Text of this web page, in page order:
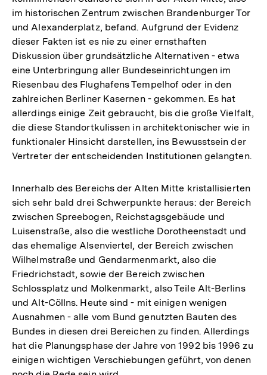
im historischen Zentrum zwischen Brandenburger Tor
und Alexanderplatz, befand. Aufgrund der Evidenz
dieser Fakten ist es nie zu einer ernsthaften
Diskussion über grundsätzliche Alternativen - etwa
eine Unterbringung aller Bundeseinrichtungen im
Riesenbau des Flughafens Tempelhof oder in den
zahlreichen Berliner Kasernen - gekommen. Es hat
allerdings einige Zeit gebraucht, bis die große Vielfalt,
die diese Standortkulissen in architektonischer wie in
funktionaler Hinsicht darstellen, ins Bewusstsein der
Vertreter der entscheidenden Institutionen gelangten.
Innerhalb des Bereichs der Alten Mitte kristallisierten
sich sehr bald drei Schwerpunkte heraus: der Bereich
zwischen Spreebogen, Reichstagsgebäude und
Luisenstraße, also die westliche Dorotheenstadt und
das ehemalige Alsenviertel, der Bereich zwischen
Wilhelmstraße und Gendarmenmarkt, also die
Friedrichstadt, sowie der Bereich zwischen
Schlossplatz und Molkenmarkt, also Teile Alt-Berlins
und Alt-Cöllns. Heute sind - mit einigen wenigen
Ausnahmen - alle vom Bund genutzten Bauten des
Bundes in diesen drei Bereichen zu finden. Allerdings
hat die Planungsphase der Jahre von 1992 bis 1996 zu
einigen wichtigen Verschiebungen geführt, von denen